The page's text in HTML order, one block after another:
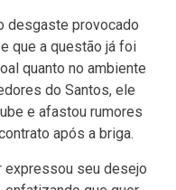
desgaste provocado
que a questão já foi
quanto no ambiente
do Santos, ele
e afastou rumores
após a briga.
expressou seu desejo